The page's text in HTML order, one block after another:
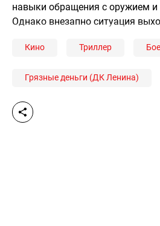
навыки обращения с оружием и
Однако внезапно ситуация
Кино Триллер
Грязные деньги (ДК Ленина)